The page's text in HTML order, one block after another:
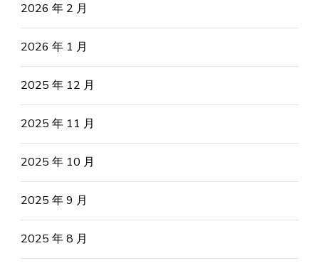
2026 年 2 月
2026 年 1 月
2025 年 12 月
2025 年 11 月
2025 年 10 月
2025 年 9 月
2025 年 8 月